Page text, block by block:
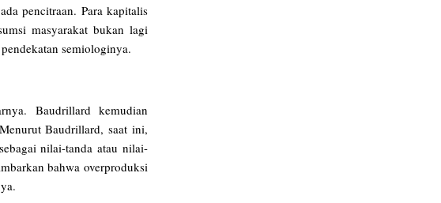
pencitraan. Para kapitalis
masyarakat bukan lagi
semiologinya.
Baudrillard kemudian
Baudrillard, saat ini,
nilai-tanda atau nilai-
bahwa overproduksi